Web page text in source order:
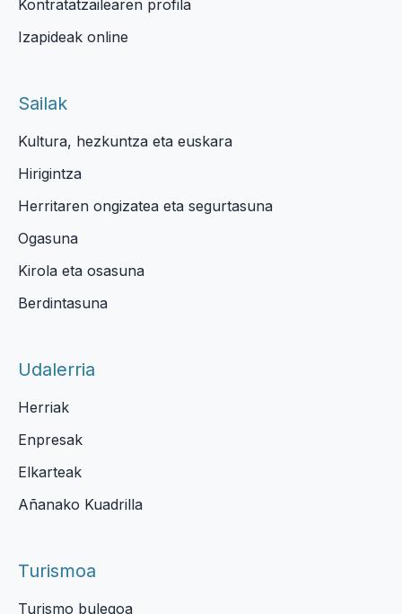
Kontratatzailearen profila
Izapideak online
Sailak
Kultura, hezkuntza eta euskara
Hirigintza
Herritaren ongizatea eta segurtasuna
Ogasuna
Kirola eta osasuna
Berdintasuna
Udalerria
Herriak
Enpresak
Elkarteak
Añanako Kuadrilla
Turismoa
Turismo bulegoa